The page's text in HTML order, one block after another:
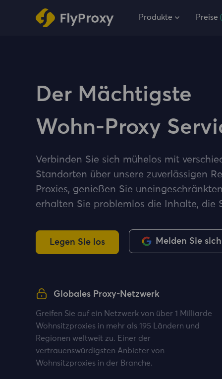
Produkte Preise
Der Mächtigste
Wohn-Proxy
Verbinden Sie sich mühelos mit
Standorten über unsere zuverlässigen
Proxies, genießen Sie
erhalten Sie problemlos die Inhalte, die
Legen Sie los Melden Sie
Globales Proxy-Netzwerk
Greifen Sie auf ein Netzwerk von über 1 Milliarde
Wohnsitzproxies in mehr als 195 Ländern und
Regionen weltweit zu. Einer der
vertrauenswürdigsten Anbieter von
Wohnsitzproxies in der Branche.